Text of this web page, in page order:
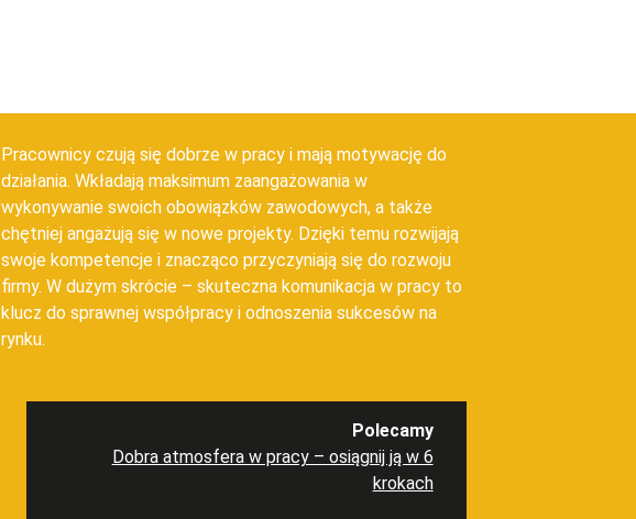
Pracownicy czują się dobrze w pracy i mają motywację do
działania. Wkładają maksimum zaangażowania w
wykonywanie swoich obowiązków zawodowych, a także
chętniej angażują się w nowe projekty. Dzięki temu rozwijają
swoje kompetencje i znacząco przyczyniają się do rozwoju
firmy. W dużym skrócie – skuteczna komunikacja w pracy to
klucz do sprawnej współpracy i odnoszenia sukcesów na
rynku.
Polecamy
Dobra atmosfera w pracy – osiągnij ją w 6
krokach